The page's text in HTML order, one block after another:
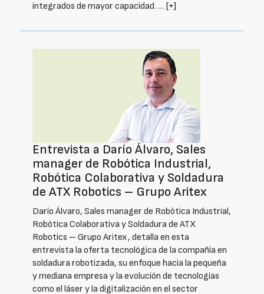
integrados de mayor capacidad. … [+]
Entrevista a Darío Álvaro, Sales
manager de Robótica Industrial,
Robótica Colaborativa y Soldadura
de ATX Robotics – Grupo Aritex
Darío Álvaro, Sales manager de Robótica Industrial,
Robótica Colaborativa y Soldadura de ATX
Robotics – Grupo Aritex, detalla en esta
entrevista la oferta tecnológica de la compañía en
soldadura robotizada, su enfoque hacia la pequeña
y mediana empresa y la evolución de tecnologías
como el láser y la digitalización en el sector